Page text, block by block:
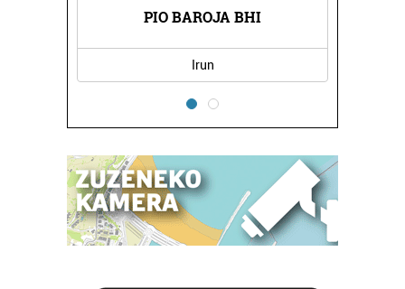
PIO BAROJA BHI
Irun